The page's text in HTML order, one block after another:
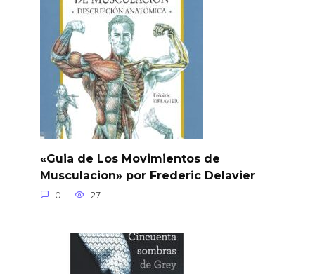
«Guia de Los Movimientos de
Musculacion» por Frederic Delavier
0 27